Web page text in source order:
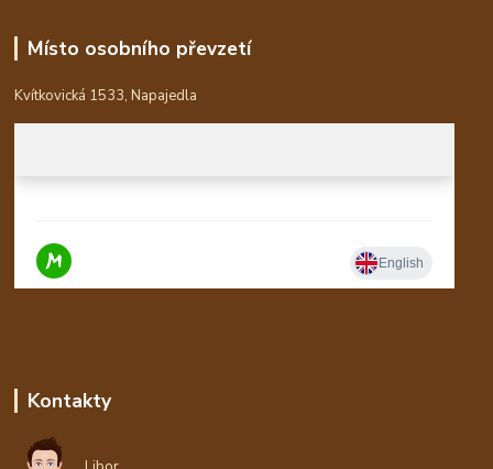
Místo osobního převzetí
Kvítkovická 1533, Napajedla
Kontakty